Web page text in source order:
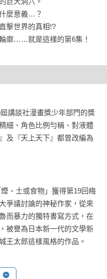
麼意義…？
擊世界的真相!?
廓……就是這樣的第6集！
講談社漫畫獎少年部門的獎
細、角色比例勻稱、對液體
及『天上天下』都曾改編為
、土或食物」獲得第19回梅
爭議討論的神秘作家，從來
而暴力的獨特書寫方式，在
被譽為日本新一代的文學新
王太郎這樣風格的作品。